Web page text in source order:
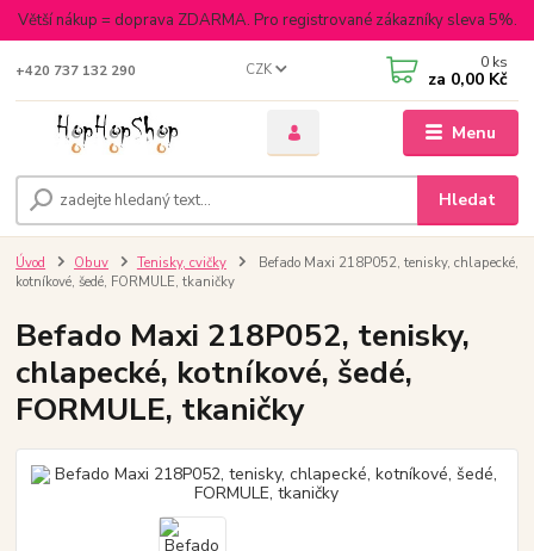
Větší nákup = doprava ZDARMA. Pro registrované zákazníky sleva 5%.
Menu
CZK
Hledat
+420 737 132 290 0 ks
za 0,00 Kč
Úvod Obuv Tenisky, cvičky
Befado Maxi 218P052, tenisky, chlapecké,
kotníkové, šedé, FORMULE, tkaničky
Befado Maxi 218P052, tenisky,
chlapecké, kotníkové, šedé,
FORMULE, tkaničky